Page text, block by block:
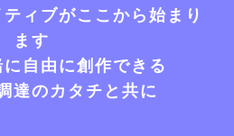
ィブがここから始まり
ます
自由に創作できる
達のカタチと共に